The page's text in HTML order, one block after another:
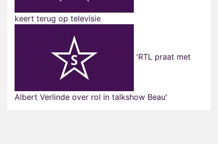
keert terug op televisie
'RTL praat met
Albert Verlinde over rol in talkshow Beau'